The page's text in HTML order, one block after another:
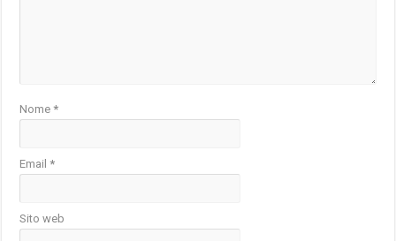
Nome*
Email*
Sito web